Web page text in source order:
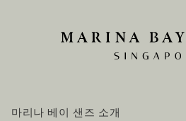
마리나 베이 샌즈 소개